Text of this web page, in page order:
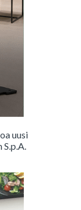
uusi